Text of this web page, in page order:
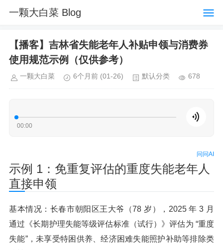
一颗大白菜 Blog
【播客】吉林省失能老年人补贴申领与消费券
使用规范示例（仅供参考）
一颗大白菜 6个月前 (01-26) 默认分类 678
00:00
问问AI
示例 1：免重复评估的重度失能老年人
直接申领
基本情况：长春市朝阳区王大爷（78 岁），2025 年 3 月
通过《长期护理失能等级评估标准（试行）》评估为 “重度
失能”，未享受特困供养、经济困难失能照护补助等排除类